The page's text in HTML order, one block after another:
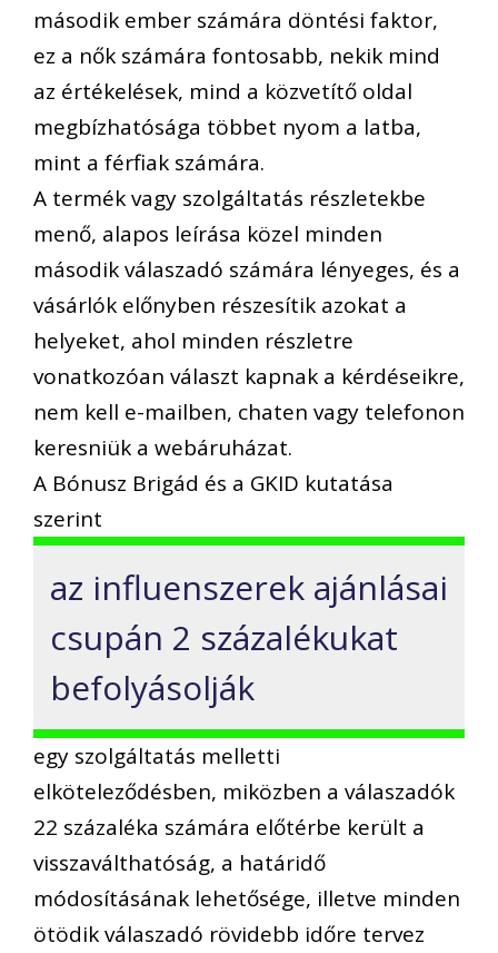
második ember számára döntési faktor,
ez a nők számára fontosabb, nekik mind
az értékelések, mind a közvetítő oldal
megbízhatósága többet nyom a latba,
mint a férfiak számára.
A termék vagy szolgáltatás részletekbe
menő, alapos leírása közel minden
második válaszadó számára lényeges, és a
vásárlók előnyben részesítik azokat a
helyeket, ahol minden részletre
vonatkozóan választ kapnak a kérdéseikre,
nem kell e-mailben, chaten vagy telefonon
keresniük a webáruházat.
A Bónusz Brigád és a GKID kutatása
szerint
az influenszerek ajánlásai
csupán 2 százalékukat
befolyásolják
egy szolgáltatás melletti
elköteleződésben, miközben a válaszadók
22 százaléka számára előtérbe került a
visszaválthatóság, a határidő
módosításának lehetősége, illetve minden
ötödik válaszadó rövidebb időre tervez